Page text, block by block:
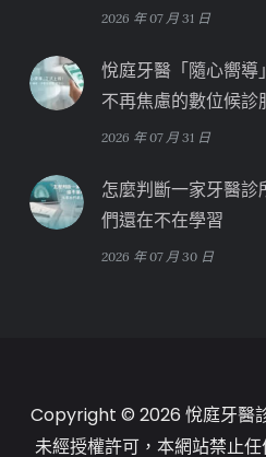
2026 年 07 月 31 日
悅庭牙醫「隨心嚮
不再焦慮的數位候診
2026 年 07 月 31 日
怎麼判斷一家牙醫
們還在不在學習
2026 年 07 月 30 日
Copyright © 2026 悅庭牙醫
未經授權許可，本網站禁止